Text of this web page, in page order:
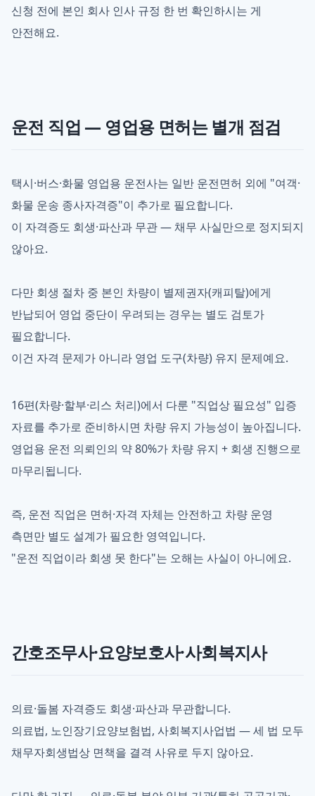
신청 전에 본인 회사 인사 규정 한 번 확인하시는 게
안전해요.
운전 직업 — 영업용 면허는 별개 점검
택시·버스·화물 영업용 운전사는 일반 운전면허 외에 "여객·
화물 운송 종사자격증"이 추가로 필요합니다.
이 자격증도 회생·파산과 무관 — 채무 사실만으로 정지되지
않아요.
다만 회생 절차 중 본인 차량이 별제권자(캐피탈)에게
반납되어 영업 중단이 우려되는 경우는 별도 검토가
필요합니다.
이건 자격 문제가 아니라 영업 도구(차량) 유지 문제예요.
16편(차량·할부·리스 처리)에서 다룬 "직업상 필요성" 입증
자료를 추가로 준비하시면 차량 유지 가능성이 높아집니다.
영업용 운전 의뢰인의 약 80%가 차량 유지 + 회생 진행으로
마무리됩니다.
즉, 운전 직업은 면허·자격 자체는 안전하고 차량 운영
측면만 별도 설계가 필요한 영역입니다.
"운전 직업이라 회생 못 한다"는 오해는 사실이 아니에요.
간호조무사·요양보호사·사회복지사
의료·돌봄 자격증도 회생·파산과 무관합니다.
의료법, 노인장기요양보험법, 사회복지사업법 — 세 법 모두
채무자회생법상 면책을 결격 사유로 두지 않아요.